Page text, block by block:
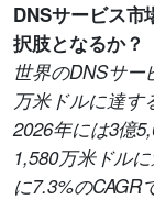
DNSサービス市
択肢となるか？
世界のDNSサー
万米ドルに達す
2026年には3億
1,580万米ドル
に7.3%のCAGR